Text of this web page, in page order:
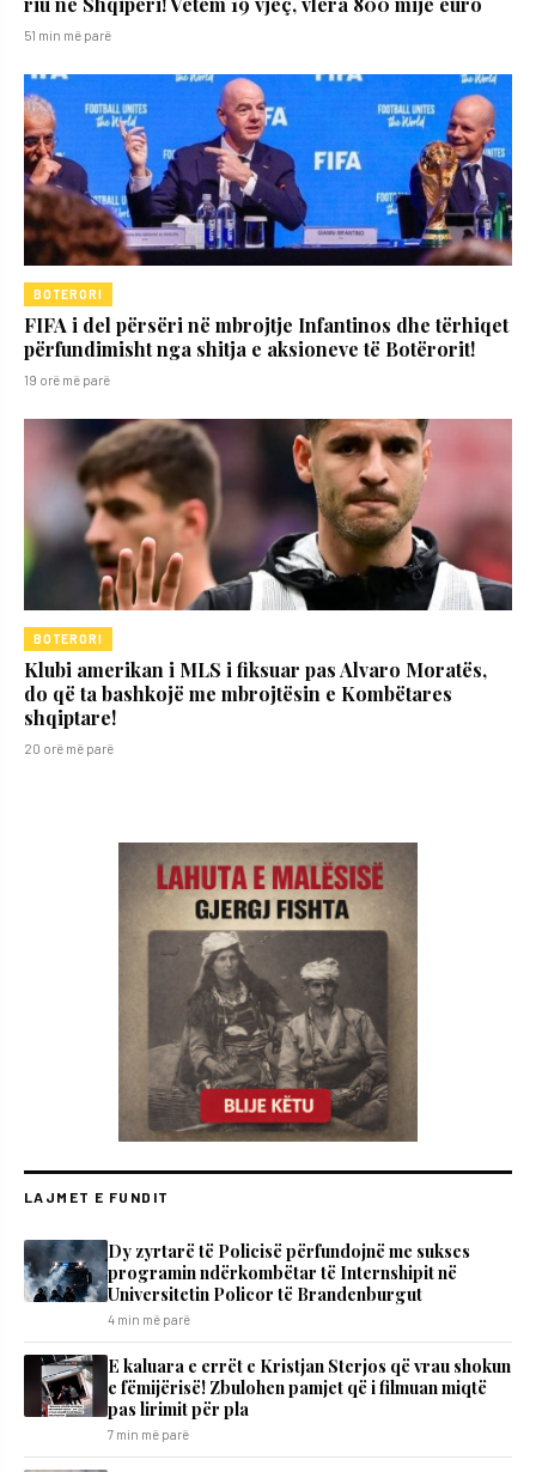
51 min më parë
BOTERORI
FIFA i del përsëri në mbrojtje Infantinos dhe tërhiqet
përfundimisht nga shitja e aksioneve të Botërorit!
19 orë më parë
BOTERORI
Klubi amerikan i MLS i fiksuar pas Alvaro Moratës,
do që ta bashkojë me mbrojtësin e Kombëtares
shqiptare!
20 orë më parë
LAJMET E FUNDIT
Dy zyrtarë të Policisë përfundojnë me sukses
programin ndërkombëtar të Internshipit në
Universitetin Policor të Brandenburgut
4 min më parë
E kaluara e errët e Kristjan Sterjos që vrau shokun
e fëmijërisë! Zbulohen pamjet që i filmuan miqtë
pas lirimit për pla
7 min më parë